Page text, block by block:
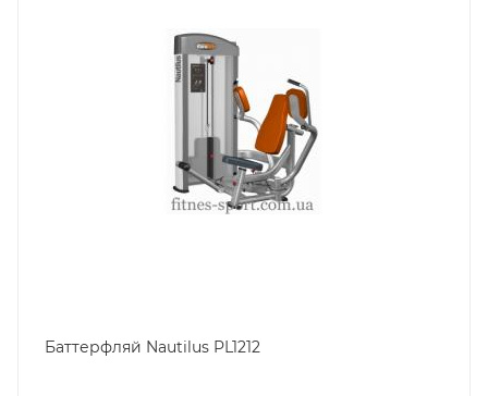
Баттерфляй Nautilus PL1212